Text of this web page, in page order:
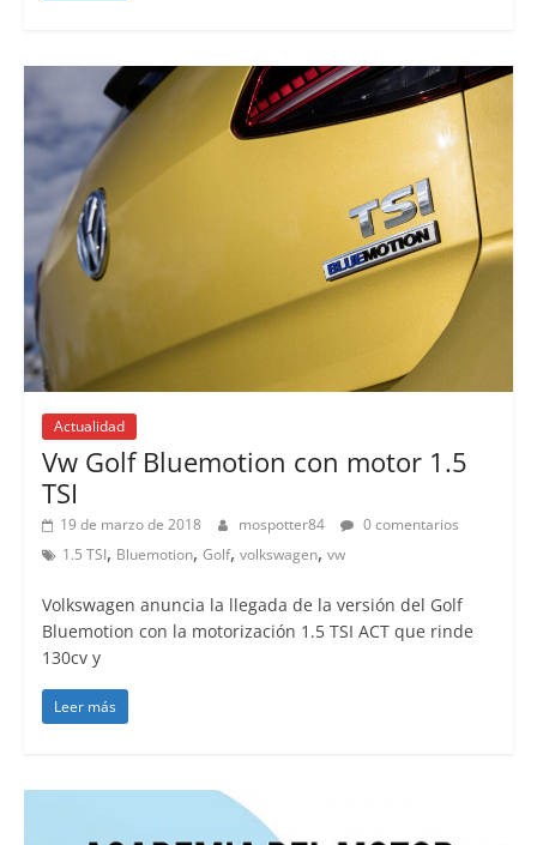
Actualidad
Vw Golf Bluemotion con motor 1.5
TSI
19 de marzo de 2018 mospotter84
0 comentarios
1.5 TSI, Bluemotion, Golf, volkswagen, vw
Volkswagen anuncia la llegada de la versión del Golf
Bluemotion con la motorización 1.5 TSI ACT que rinde
130cv y
Leer más